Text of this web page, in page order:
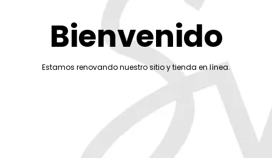
Bienvenido
Estamos renovando nuestro sitio y tienda en línea.